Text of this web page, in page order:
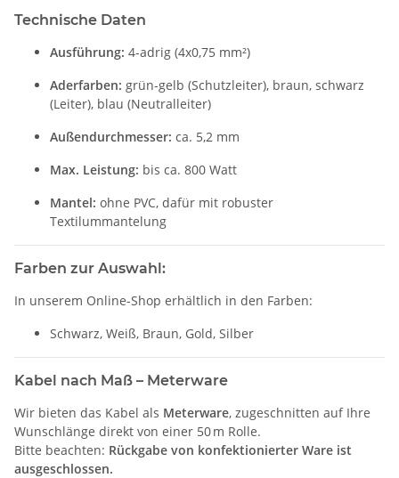
Technische Daten
Ausführung: 4-adrig (4x0,75 mm²)
Aderfarben: grün-gelb (Schutzleiter), braun, schwarz
(Leiter), blau (Neutralleiter)
Außendurchmesser: ca. 5,2 mm
Max. Leistung: bis ca. 800 Watt
Mantel: ohne PVC, dafür mit robuster
Textilummantelung
Farben zur Auswahl:
In unserem Online-Shop erhältlich in den Farben:
Schwarz, Weiß, Braun, Gold, Silber
Kabel nach Maß – Meterware
Wir bieten das Kabel als Meterware, zugeschnitten auf Ihre
Wunschlänge direkt von einer 50 m Rolle.
Bitte beachten: Rückgabe von konfektionierter Ware ist
ausgeschlossen.